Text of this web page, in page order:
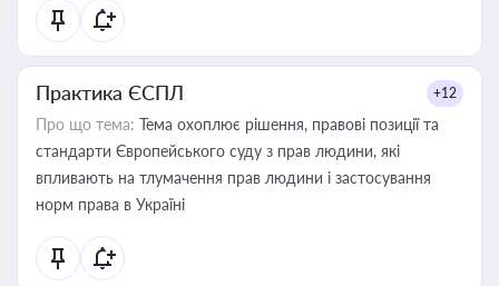
Практика ЄСПЛ +12
Про що тема: Тема охоплює рішення, правові позиції та
стандарти Європейського суду з прав людини, які
впливають на тлумачення прав людини і застосування
норм права в Україні